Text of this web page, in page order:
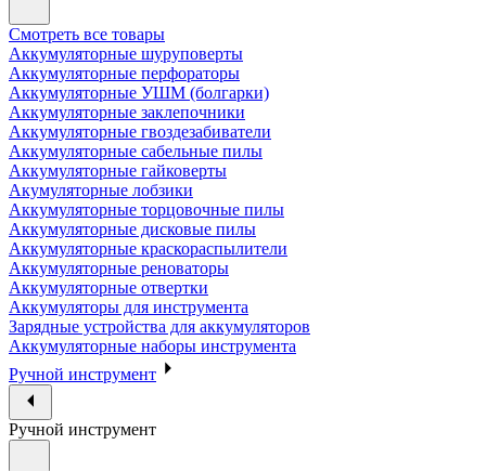
Смотреть все товары
Аккумуляторные шуруповерты
Аккумуляторные перфораторы
Аккумуляторные УШМ (болгарки)
Аккумуляторные заклепочники
Аккумуляторные гвоздезабиватели
Аккумуляторные сабельные пилы
Аккумуляторные гайковерты
Акумуляторные лобзики
Аккумуляторные торцовочные пилы
Аккумуляторные дисковые пилы
Аккумуляторные краскораспылители
Аккумуляторные реноваторы
Аккумуляторные отвертки
Аккумуляторы для инструмента
Зарядные устройства для аккумуляторов
Аккумуляторные наборы инструмента
Ручной инструмент
Ручной инструмент